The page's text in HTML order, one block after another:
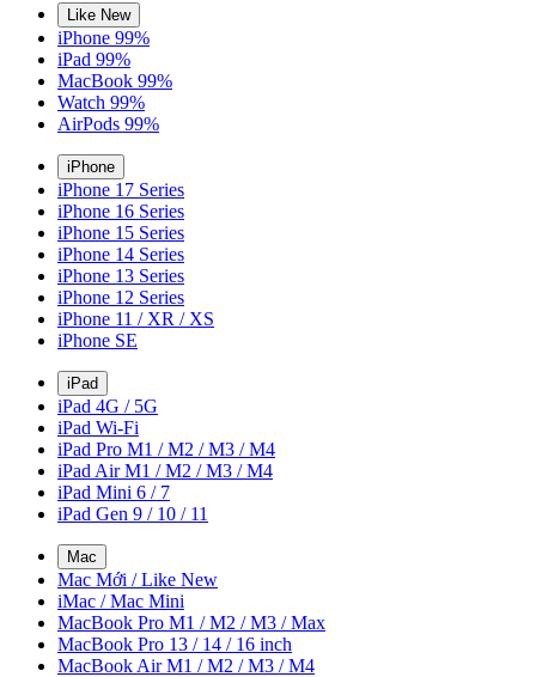
Like New
iPhone 99%
iPad 99%
MacBook 99%
Watch 99%
AirPods 99%
iPhone
iPhone 17 Series
iPhone 16 Series
iPhone 15 Series
iPhone 14 Series
iPhone 13 Series
iPhone 12 Series
iPhone 11 / XR / XS
iPhone SE
iPad
iPad 4G / 5G
iPad Wi-Fi
iPad Pro M1 / M2 / M3 / M4
iPad Air M1 / M2 / M3 / M4
iPad Mini 6 / 7
iPad Gen 9 / 10 / 11
Mac
Mac Mới / Like New
iMac / Mac Mini
MacBook Pro M1 / M2 / M3 / Max
MacBook Pro 13 / 14 / 16 inch
MacBook Air M1 / M2 / M3 / M4